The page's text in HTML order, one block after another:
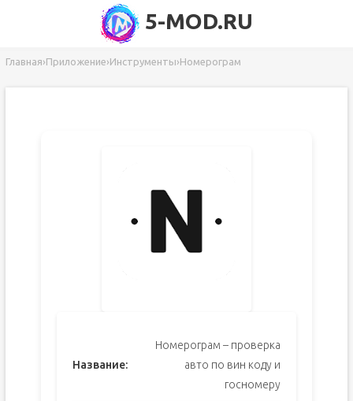
5-MOD.RU
Главная›Приложение›Инструменты›Номерограм
Название:
Номерограм – проверка
авто по вин коду и
госномеру